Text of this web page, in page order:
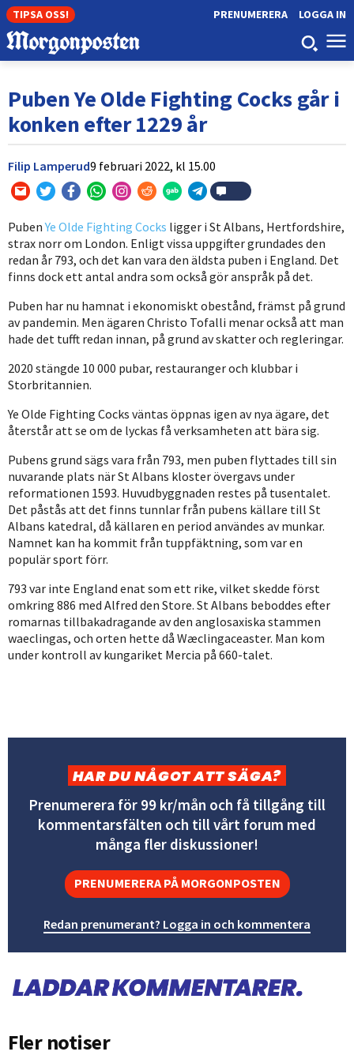
TIPSA OSS! LOGGA IN
PRENUMERERA
Puben Ye Olde Fighting Cocks går i
konken efter 1229 år
Filip Lamperud9 februari 2022, kl 15.00
PubenYe Olde Fighting Cocks ligger i St Albans, Hertfordshire,
strax norr om London. Enligt vissa uppgifter grundades den
redan år 793, och det kan vara den äldsta puben i England. Det
finns dock ett antal andra som också gör anspråk på det.
Puben har nu hamnat i ekonomiskt obestånd, främst på grund
av pandemin. Men ägaren Christo Tofalli menar också att man
hade det tufft redan innan, på grund av skatter och regleringar.
2020 stängde 10 000 pubar, restauranger och klubbar i
Storbritannien.
Ye Olde Fighting Cocks väntas öppnas igen av nya ägare, det
återstår att se om de lyckas få verksamheten att bära sig.
Pubens grund sägs vara från 793, men puben flyttades till sin
nuvarande plats när St Albans kloster övergavs under
reformationen 1593. Huvudbyggnaden restes på tusentalet.
Det påstås att det finns tunnlar från pubens källare till St
Albans katedral, då källaren en period användes av munkar.
Namnet kan ha kommit från tuppfäktning, som var en
populär sport förr.
793 var inte England enat som ett rike, vilket skedde först
omkring 886 med Alfred den Store. St Albans beboddes efter
romarnas tillbakadragande av den anglosaxiska stammen
waeclingas, och orten hette då Wæclingaceaster. Man kom
under kontroll av kungariket Mercia på 660-talet.
HAR DU NÅGOT ATT SÄGA?
Prenumerera för 99 kr/mån och få tillgång till
kommentarsfälten och till vårt forum med
många fler diskussioner!
PRENUMERERA PÅ MORGONPOSTEN
Redan prenumerant? Logga in och kommentera
Fler notiser